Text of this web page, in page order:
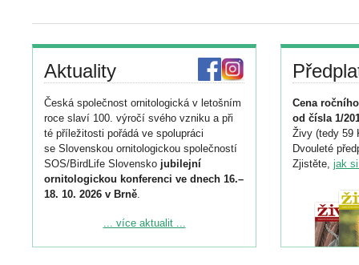
Aktuality
Česká společnost ornitologická v letošním
roce slaví 100. výročí svého vzniku a při
té příležitosti pořádá ve spolupráci
se Slovenskou ornitologickou společností
SOS/BirdLife Slovensko jubilejní
ornitologickou konferenci ve dnech 16.–
18. 10. 2026 v Brně.
Podrobnější informace ke konferenci
... více aktualit ...
Cena
od čísla 1/
Živy (tedy 59
Dvouleté
Zjistěte, jak